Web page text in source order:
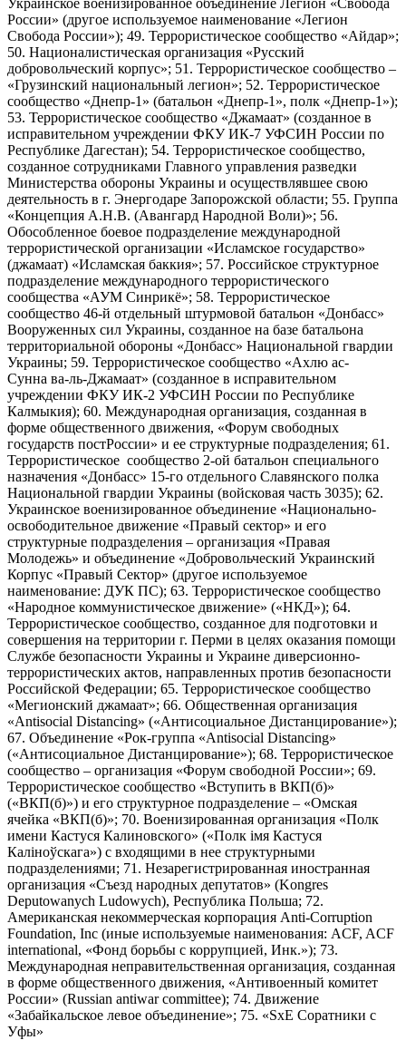
России» (другое используемое наименование «Легион
Свобода России»); 49. Террористическое сообщество «Айдар»;
50. Националистическая организация «Русский
добровольческий корпус»; 51. Террористическое сообщество –
«Грузинский национальный легион»; 52. Террористическое
сообщество «Днепр-1» (батальон «Днепр-1», полк «Днепр-1»);
53. Террористическое сообщество «Джамаат» (созданное в
исправительном учреждении ФКУ ИК-7 УФСИН России по
Республике Дагестан); 54. Террористическое сообщество,
созданное сотрудниками Главного управления разведки
Министерства обороны Украины и осуществлявшее свою
деятельность в г. Энергодаре Запорожской области; 55. Группа
«Концепция А.Н.В. (Авангард Народной Воли)»; 56.
Обособленное боевое подразделение международной
террористической организации «Исламское государство»
(джамаат) «Исламская баккия»; 57. Российское структурное
подразделение международного террористического
сообщества «АУМ Синрикё»; 58. Террористическое
сообщество 46-й отдельный штурмовой батальон «Донбасс»
Вооруженных сил Украины, созданное на базе батальона
территориальной обороны «Донбасс» Национальной гвардии
Украины; 59. Террористическое сообщество «Ахлю ас-
Сунна ва-ль-Джамаат» (созданное в исправительном
учреждении ФКУ ИК-2 УФСИН России по Республике
Калмыкия); 60. Международная организация, созданная в
форме общественного движения, «Форум свободных
государств постРоссии» и ее структурные подразделения; 61.
Террористическое сообщество 2-ой батальон специального
назначения «Донбасс» 15-го отдельного Славянского полка
Национальной гвардии Украины (войсковая часть 3035); 62.
Украинское военизированное объединение «Национально-
освободительное движение «Правый сектор» и его
структурные подразделения – организация «Правая
Молодежь» и объединение «Добровольческий Украинский
Корпус «Правый Сектор» (другое используемое
наименование: ДУК ПС); 63. Террористическое сообщество
«Народное коммунистическое движение» («НКД»); 64.
Террористическое сообщество, созданное для подготовки и
совершения на территории г. Перми в целях оказания помощи
Службе безопасности Украины и Украине диверсионно-
террористических актов, направленных против безопасности
Российской Федерации; 65. Террористическое сообщество
«Мегионский джамаат»; 66. Общественная организация
«Antisocial Distancing» («Антисоциальное Дистанцирование»);
67. Объединение «Рок-группа «Antisocial Distancing»
(«Антисоциальное Дистанцирование»); 68. Террористическое
сообщество – организация «Форум свободной России»; 69.
Террористическое сообщество «Вступить в ВКП(б)»
(«ВКП(б)») и его структурное подразделение – «Омская
ячейка «ВКП(б)»; 70. Военизированная организация «Полк
имени Кастуся Калиновского» («Полк iмя Кастуся
Калiноўскага») с входящими в нее структурными
подразделениями; 71. Незарегистрированная иностранная
организация «Съезд народных депутатов» (Kongres
Deputowanych Ludowych), Республика Польша; 72.
Американская некоммерческая корпорация Anti-Corruption
Foundation, Inc (иные используемые наименования: ACF, ACF
international, «Фонд борьбы с коррупцией, Инк.»); 73.
Международная неправительственная организация, созданная
в форме общественного движения, «Антивоенный комитет
России» (Russian antiwar committee); 74. Движение
«Забайкальское левое объединение»; 75. «SxE Соратники с
Уфы»